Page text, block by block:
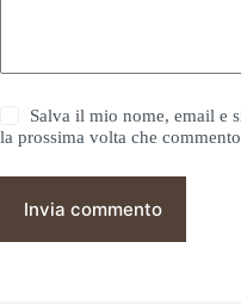
Salva il mio nome, email e
la prossima volta che
Invia commento